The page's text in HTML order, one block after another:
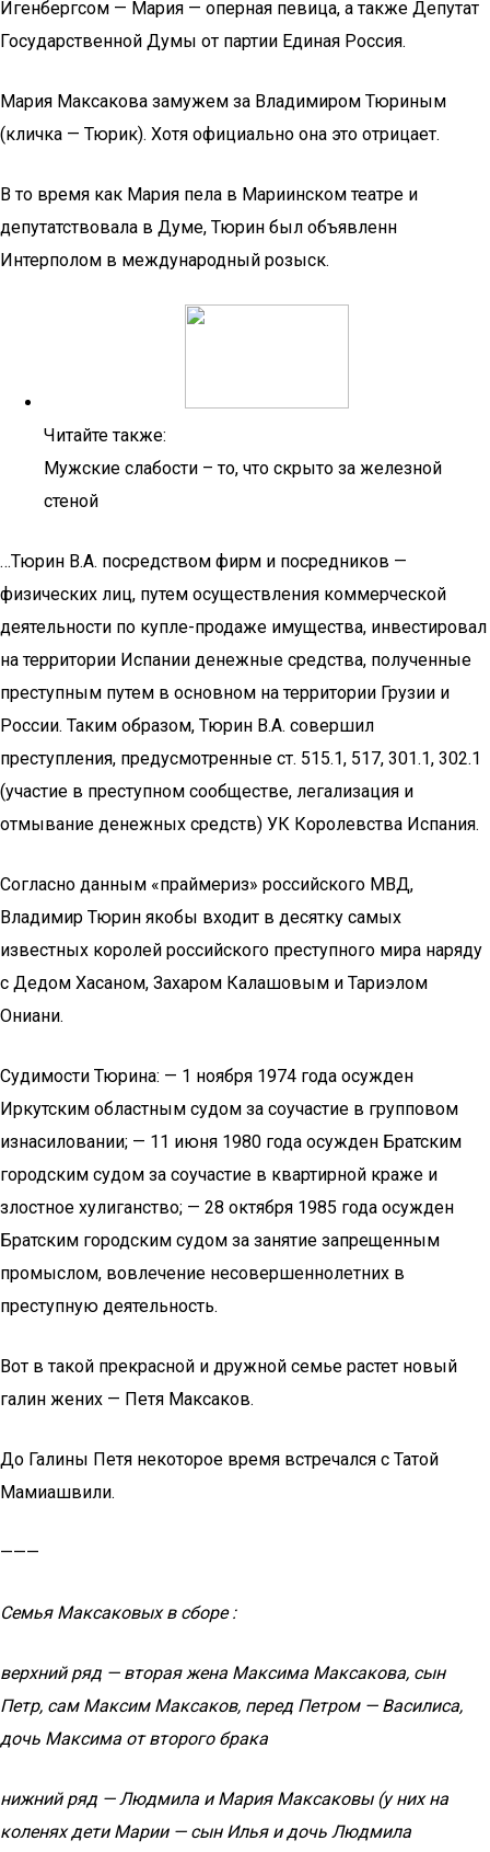
Игенбергсом — Мария — оперная певица, а также Депутат
Государственной Думы от партии Единая Россия.
Мария Максакова замужем за Владимиром Тюриным
(кличка — Тюрик). Хотя официально она это отрицает.
В то время как Мария пела в Мариинском театре и
депутатствовала в Думе, Тюрин был объявленн
Интерполом в международный розыск.
Читайте также:
Мужские слабости – то, что скрыто за железной
стеной
…Тюрин В.А. посредством фирм и посредников —
физических лиц, путем осуществления коммерческой
деятельности по купле-продаже имущества, инвестировал
на территории Испании денежные средства, полученные
преступным путем в основном на территории Грузии и
России. Таким образом, Тюрин В.А. совершил
преступления, предусмотренные ст. 515.1, 517, 301.1, 302.1
(участие в преступном сообществе, легализация и
отмывание денежных средств) УК Королевства Испания.
Согласно данным «праймериз» российского МВД,
Владимир Тюрин якобы входит в десятку самых
известных королей российского преступного мира наряду
с Дедом Хасаном, Захаром Калашовым и Тариэлом
Ониани.
Судимости Тюрина: — 1 ноября 1974 года осужден
Иркутским областным судом за соучастие в групповом
изнасиловании; — 11 июня 1980 года осужден Братским
городским судом за соучастие в квартирной краже и
злостное хулиганство; — 28 октября 1985 года осужден
Братским городским судом за занятие запрещенным
промыслом, вовлечение несовершеннолетних в
преступную деятельность.
Вот в такой прекрасной и дружной семье растет новый
галин жених — Петя Максаков.
До Галины Петя некоторое время встречался с Татой
Мамиашвили.
———
Семья Максаковых в сборе :
верхний ряд — вторая жена Максима Максакова, сын
Петр, сам Максим Максаков, перед Петром — Василиса,
дочь Максима от второго брака
нижний ряд — Людмила и Мария Максаковы (у них на
коленях дети Марии — сын Илья и дочь Людмила